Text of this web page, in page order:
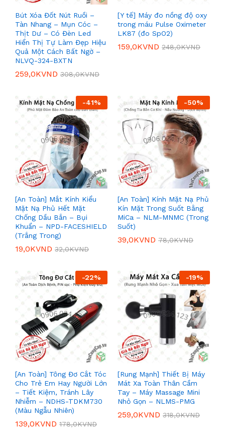
Bút Xóa Đốt Nút Ruồi –
Tàn Nhang – Mụn Cóc –
Thịt Dư – Có Đèn Led
Hiển Thị Tự Làm Đẹp Hiệu
Quả Một Cách Bất Ngờ –
NLVQ-324-BXTN
259,0KVND 308,0KVND
[Y tế] Máy đo nồng độ oxy
trong máu Pulse Oximeter
LK87 (đo SpO2)
159,0KVND 248,0KVND
-41%
[An Toàn] Mắt Kính Kiểu
Mặt Nạ Phủ Hết Mặt
Chống Dầu Bắn – Bụi
Khuẩn – NPD-FACESHIELD
(Trắng Trong)
19,0KVND 32,0KVND
-50%
[An Toàn] Kính Mặt Nạ Phủ
Kín Mặt Trong Suốt Bằng
MiCa – NLM-MNMC (Trong
Suốt)
39,0KVND 78,0KVND
-22%
[An Toàn] Tông Đơ Cắt Tóc
Cho Trẻ Em Hay Người Lớn
– Tiết Kiệm, Tránh Lây
Nhiễm – NDHS-TDKM730
(Màu Ngẫu Nhiên)
139,0KVND 178,0KVND
-19%
[Rung Mạnh] Thiết Bị Máy
Mát Xa Toàn Thân Cầm
Tay – Máy Massage Mini
Nhỏ Gọn – NLMS-PMG
259,0KVND 318,0KVND